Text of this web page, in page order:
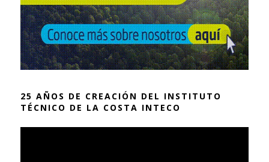
25 AÑOS DE CREACIÓN DEL INSTITUTO
TÉCNICO DE LA COSTA INTECO